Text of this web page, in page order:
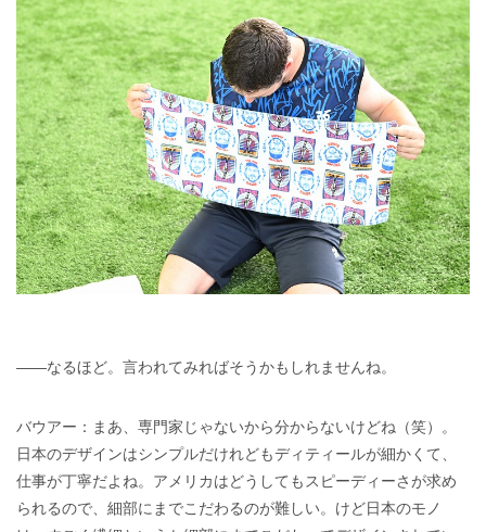
――なるほど。言われてみればそうかもしれませんね。
バウアー：まあ、専門家じゃないから分からないけどね（笑）。
日本のデザインはシンプルだけれどもディティールが細かくて、
仕事が丁寧だよね。アメリカはどうしてもスピーディーさが求め
られるので、細部にまでこだわるのが難しい。けど日本のモノ